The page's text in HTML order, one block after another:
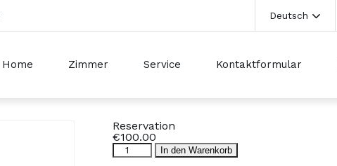
Deutsch
Home Zimmer Service Kontaktformular
Reservation
€100.00
Reservation
Menge
In den Warenkorb